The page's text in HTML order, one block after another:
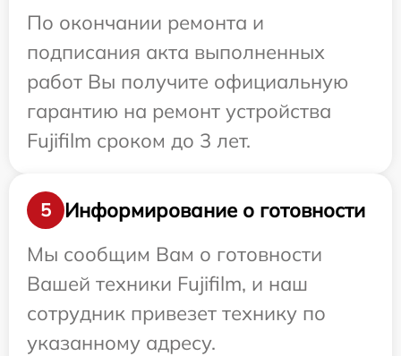
По окончании ремонта и
подписания акта выполненных
работ Вы получите официальную
гарантию на ремонт устройства
Fujifilm сроком до 3 лет.
5
Информирование о готовности
Мы сообщим Вам о готовности
Вашей техники Fujifilm, и наш
сотрудник привезет технику по
указанному адресу.